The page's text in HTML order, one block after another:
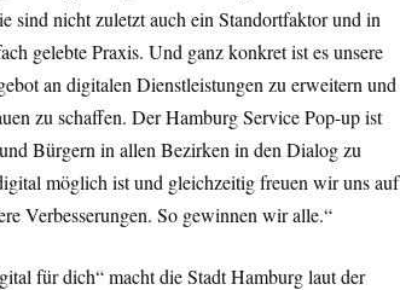
sind nicht zuletzt auch ein Standortfaktor und in
gelebte Praxis. Und ganz konkret ist es unsere
an digitalen Dienstleistungen zu erweitern und
zu schaffen. Der Hamburg Service Pop-up ist
Bürgern in allen Bezirken in den Dialog zu
möglich ist und gleichzeitig freuen wir uns auf
Verbesserungen. So gewinnen wir alle.“
für dich“ macht die Stadt Hamburg laut der